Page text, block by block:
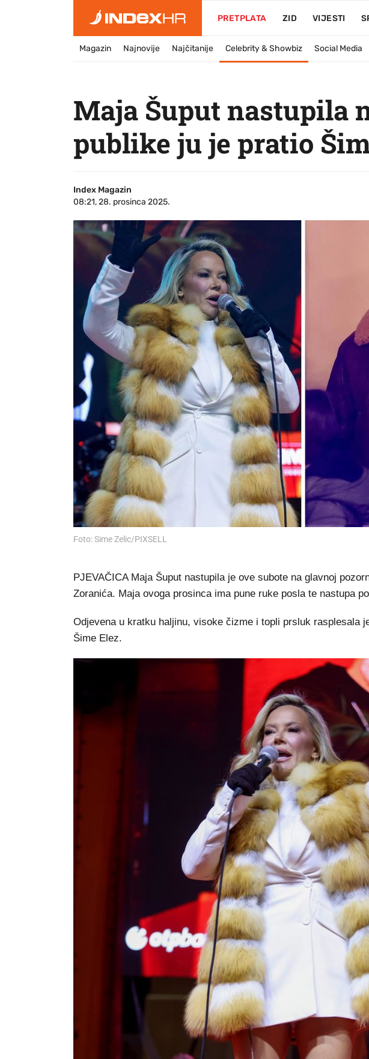
PRETPLATA ZID VIJESTI
Magazin Najnovije Najčitanije Celebrity & Showbiz Social Media
Maja Šuput nastupila
publike ju je pratio
Index Magazin
08:21, 28. prosinca 2025.
Foto: Sime Zelic/PIXSELL
PJEVAČICA Maja Šuput nastupila je ove subote na glavnoj
Zoranića. Maja ovoga prosinca ima pune ruke posla te nastupa
Odjevena u kratku haljinu, visoke čizme i topli prsluk rasplesala
Šime Elez.